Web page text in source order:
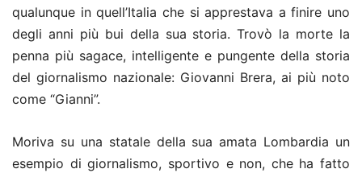
qualunque in quell’Italia che si apprestava a finire uno
degli anni più bui della sua storia. Trovò la morte la
penna più sagace, intelligente e pungente della storia
del giornalismo nazionale: Giovanni Brera, ai più noto
come “Gianni”.
Moriva su una statale della sua amata Lombardia un
esempio di giornalismo, sportivo e non, che ha fatto